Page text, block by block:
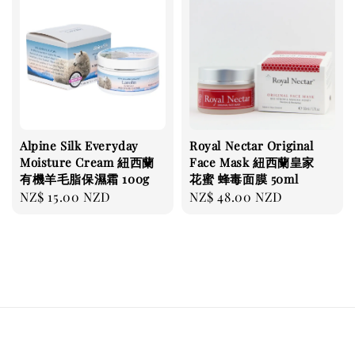
Alpine Silk Everyday
Moisture Cream 紐西蘭
有機羊毛脂保濕霜 100g
Regular
NZ$ 15.00 NZD
Royal Nectar Original
Face Mask 紐西蘭皇家
花蜜 蜂毒面膜 50ml
Regular
NZ$ 48.00 NZD